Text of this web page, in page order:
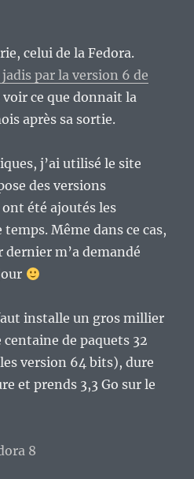
celui de la Fedora.
jadis par la version 6 de
voir ce que donnait la
après sa sortie.
j’ai utilisé le site
des versions
été ajoutés les
Même dans ce cas,
m’a demandé
installe un gros millier
de paquets 32
version 64 bits), dure
et prends 3,3 Go sur le